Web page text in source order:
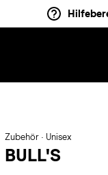
Zubehör · Unisex
BULL'S